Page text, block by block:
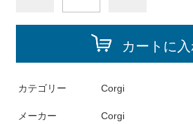
カートに
カテゴリー Corgi
メーカー Corgi